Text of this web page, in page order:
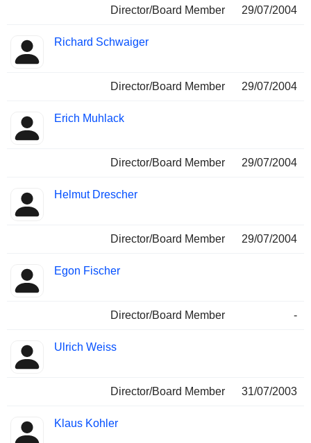
Director/Board Member 29/07/2004
Richard Schwaiger
Director/Board Member 29/07/2004
Erich Muhlack
Director/Board Member 29/07/2004
Helmut Drescher
Director/Board Member 29/07/2004
Egon Fischer
Director/Board Member -
Ulrich Weiss
Director/Board Member 31/07/2003
Klaus Kohler